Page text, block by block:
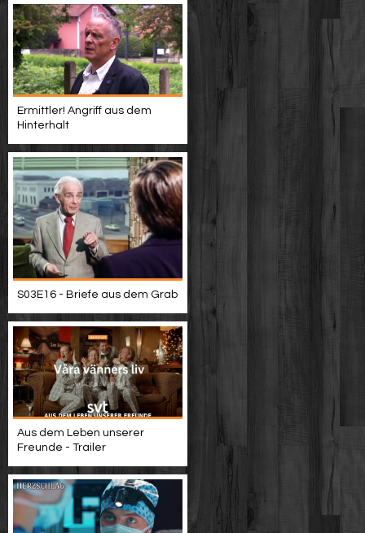
Ermittler! Angriff aus dem
Hinterhalt
S03E16 - Briefe aus dem Grab
Aus dem Leben unserer
Freunde - Trailer